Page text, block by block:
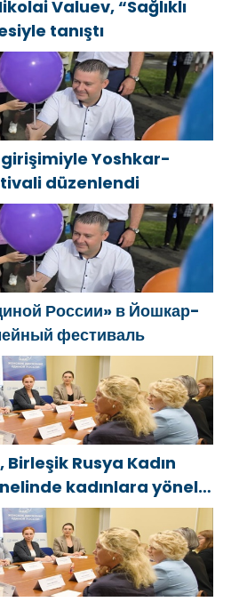
Valuev, “Sağlıklı
tanıştı
girişimiyle Yoshkar-
düzenlendi
России» в Йошкар-
фестиваль
Rusya Kadın
kadınlara yönelik
geliştirilmesi için